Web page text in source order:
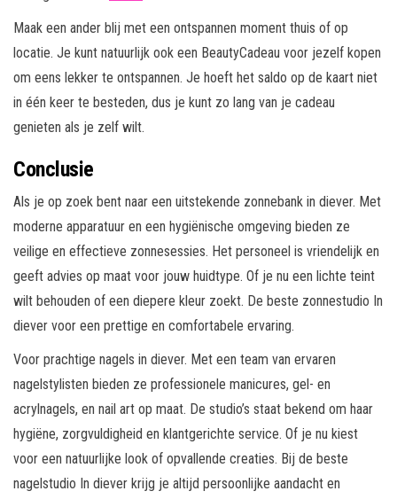
Maak een ander blij met een ontspannen moment thuis of op
locatie. Je kunt natuurlijk ook een BeautyCadeau voor jezelf kopen
om eens lekker te ontspannen. Je hoeft het saldo op de kaart niet
in één keer te besteden, dus je kunt zo lang van je cadeau
genieten als je zelf wilt.
Conclusie
Als je op zoek bent naar een uitstekende zonnebank in diever. Met
moderne apparatuur en een hygiënische omgeving bieden ze
veilige en effectieve zonnesessies. Het personeel is vriendelijk en
geeft advies op maat voor jouw huidtype. Of je nu een lichte teint
wilt behouden of een diepere kleur zoekt. De beste zonnestudio In
diever voor een prettige en comfortabele ervaring.
Voor prachtige nagels in diever. Met een team van ervaren
nagelstylisten bieden ze professionele manicures, gel- en
acrylnagels, en nail art op maat. De studio’s staat bekend om haar
hygiëne, zorgvuldigheid en klantgerichte service. Of je nu kiest
voor een natuurlijke look of opvallende creaties. Bij de beste
nagelstudio In diever krijg je altijd persoonlijke aandacht en